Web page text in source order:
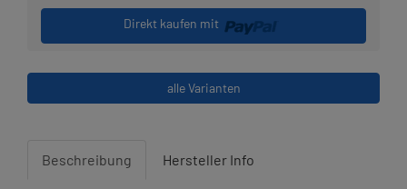
Direkt kaufen mit
alle Varianten
Beschreibung Hersteller Info